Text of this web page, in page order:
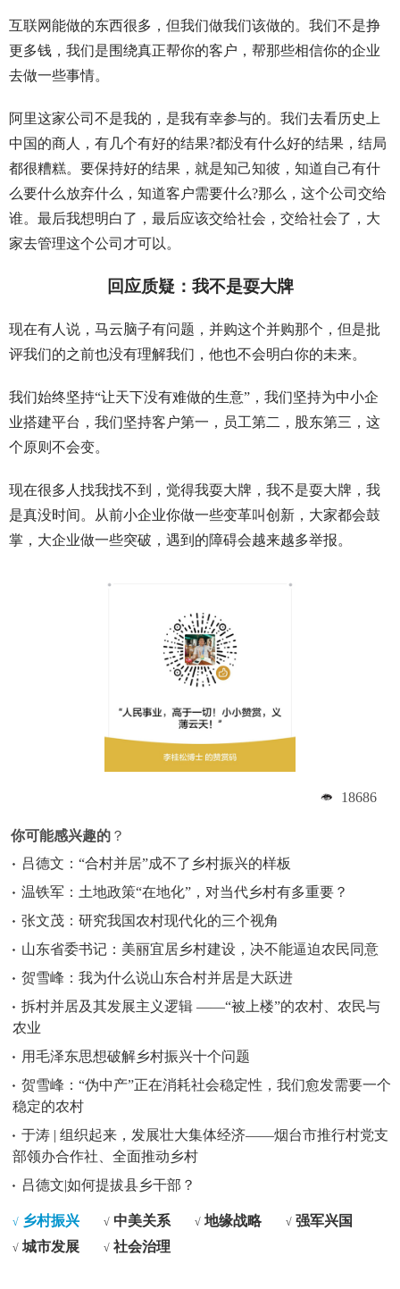
互联网能做的东西很多，但我们做我们该做的。我们不是挣
更多钱，我们是围绕真正帮你的客户，帮那些相信你的企业
去做一些事情。
阿里这家公司不是我的，是我有幸参与的。我们去看历史上
中国的商人，有几个有好的结果?都没有什么好的结果，结局
都很糟糕。要保持好的结果，就是知己知彼，知道自己有什
么要什么放弃什么，知道客户需要什么?那么，这个公司交给
谁。最后我想明白了，最后应该交给社会，交给社会了，大
家去管理这个公司才可以。
回应质疑：我不是耍大牌
现在有人说，马云脑子有问题，并购这个并购那个，但是批
评我们的之前也没有理解我们，他也不会明白你的未来。
我们始终坚持“让天下没有难做的生意”，我们坚持为中小企
业搭建平台，我们坚持客户第一，员工第二，股东第三，这
个原则不会变。
现在很多人找我找不到，觉得我耍大牌，我不是耍大牌，我
是真没时间。从前小企业你做一些变革叫创新，大家都会鼓
掌，大企业做一些突破，遇到的障碍会越来越多举报。
18686
你可能感兴趣的 ？
吕德文：“合村并居”成不了乡村振兴的样板
温铁军：土地政策“在地化”，对当代乡村有多重要？
张文茂：研究我国农村现代化的三个视角
山东省委书记：美丽宜居乡村建设，决不能逼迫农民同意
贺雪峰：我为什么说山东合村并居是大跃进
拆村并居及其发展主义逻辑 ——“被上楼”的农村、农民与
农业
用毛泽东思想破解乡村振兴十个问题
贺雪峰：“伪中产”正在消耗社会稳定性，我们愈发需要一个
稳定的农村
于涛 | 组织起来，发展壮大集体经济——烟台市推行村党支
部领办合作社、全面推动乡村
吕德文|如何提拔县乡干部？
√ 乡村振兴 √ 中美关系 √ 地缘战略 √ 强军兴国
√ 城市发展 √ 社会治理